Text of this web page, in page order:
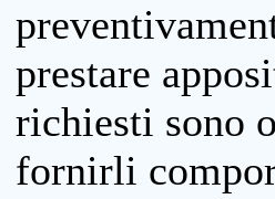
prestare
richiesti sono
fornirli